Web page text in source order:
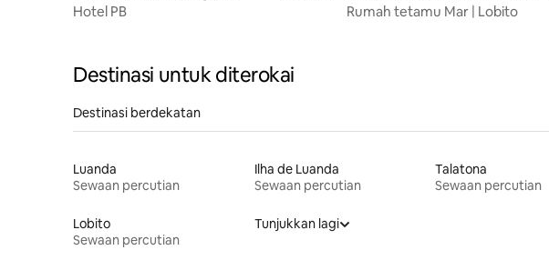
Hotel PB
Rumah tetamu Mar | Lobito
Destinasi untuk diterokai
Destinasi berdekatan
Luanda
Sewaan percutian
Ilha de Luanda
Sewaan percutian
Talatona
Sewaan percutian
Lobito
Sewaan percutian
Tunjukkan lagi